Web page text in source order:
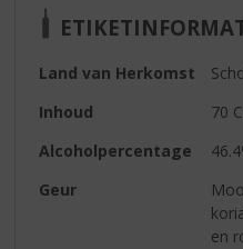
Land van Herkomst
Inhoud
70
Alcoholpercentage
Geur
en